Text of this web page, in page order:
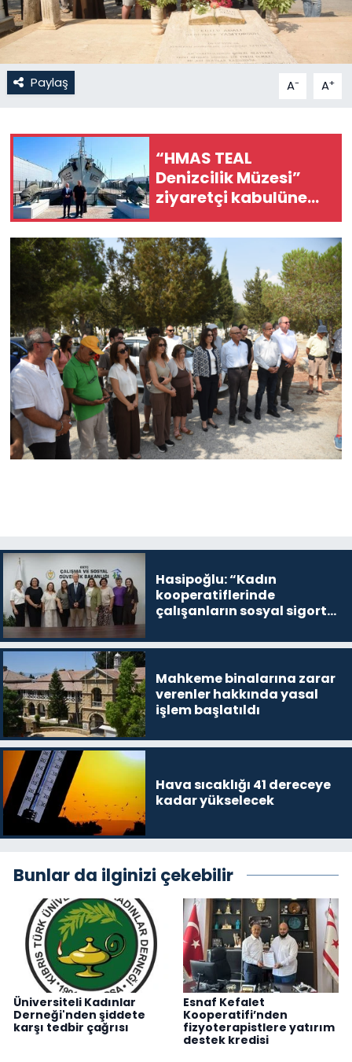
Paylaş A- A+
“HMAS TEAL
Denizcilik Müzesi”
ziyaretçi kabulüne
başladı
Hasipoğlu: “Kadın
kooperatiflerinde
çalışanların sosyal sigorta
karşılayacağız”
Mahkeme binalarına zarar
verenler hakkında yasal
işlem başlatıldı
Hava sıcaklığı 41 dereceye
kadar yükselecek
Bunlar da ilginizi çekebilir
Üniversiteli Kadınlar
Derneği'nden şiddete
karşı tedbir çağrısı
Esnaf Kefalet
Kooperatifi’nden
fizyoterapistlere yatırım
destek kredisi
Moda
Nöbetçi Eczaneler
Otomobil Dünyası
Politika
SAĞLIK
Spor
Teknoloji
TÜRKiYE
Video Galeri
YAŞAM
Yazarlar